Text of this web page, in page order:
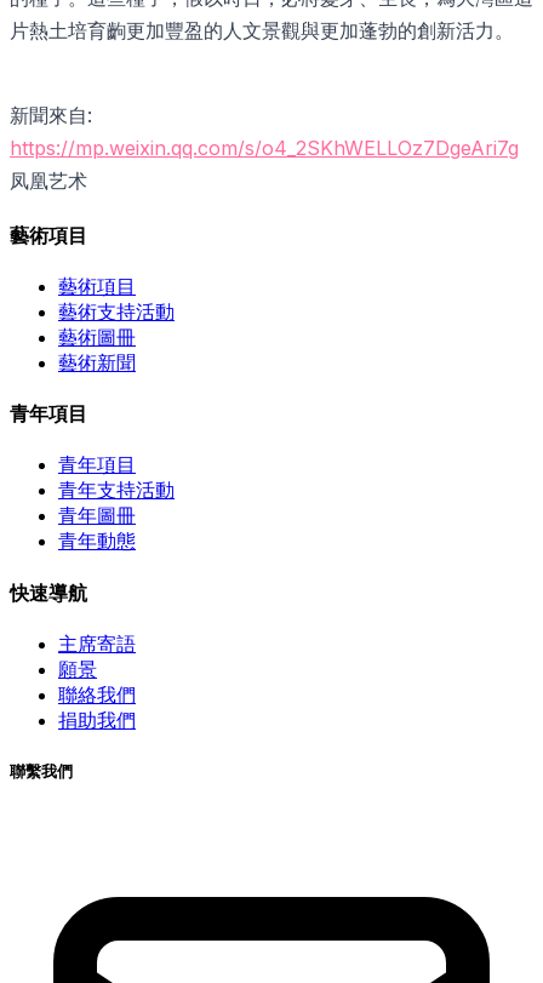
片熱土培育齣更加豐盈的人文景觀與更加蓬勃的創新活力。
新聞來自:
https://mp.weixin.qq.com/s/o4_2SKhWELLOz7DgeAri7g
凤凰艺术
藝術項目
藝術項目
藝術支持活動
藝術圖冊
藝術新聞
青年項目
青年項目
青年支持活動
青年圖冊
青年動態
快速導航
主席寄語
願景
聯絡我們
捐助我們
聯繫我們